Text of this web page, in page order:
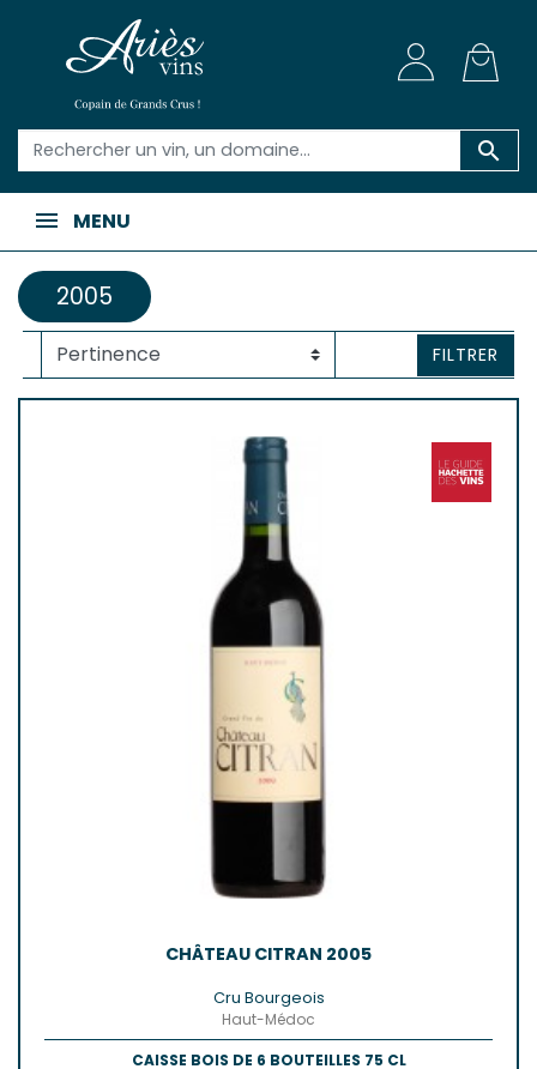

MENU
2005
FILTRER
CHÂTEAU CITRAN 2005
Cru Bourgeois
Haut-Médoc
CAISSE BOIS DE 6 BOUTEILLES 75 CL